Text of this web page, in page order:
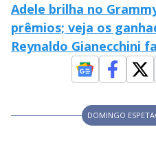
Adele brilha no
prêmios; veja os
Reynaldo Gianecchini
DOMINGO